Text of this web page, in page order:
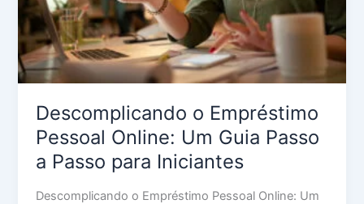
Descomplicando o Empréstimo
Pessoal Online: Um Guia Passo
a Passo para Iniciantes
Descomplicando o Empréstimo Pessoal Online: Um
Passo
a
Passo
para